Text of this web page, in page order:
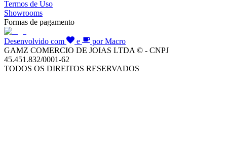
Termos de Uso
Showrooms
Formas de pagamento
Desenvolvido com e
por Macro
GAMZ COMERCIO DE JOIAS LTDA © - CNPJ
45.451.832/0001-62
TODOS OS DIREITOS RESERVADOS